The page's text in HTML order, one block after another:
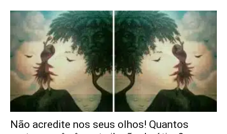
Não acredite nos seus olhos! Quantos